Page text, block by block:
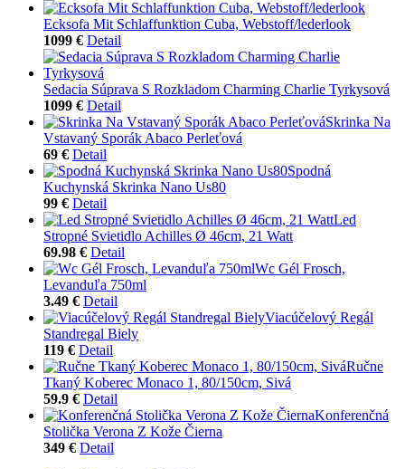
Ecksofa Mit Schlaffunktion Cuba, Webstoff/lederlook
1099 € Detail
Sedacia Súprava S Rozkladom Charming Charlie Tyrkysová
1099 € Detail
Skrinka Na
Vstavaný Sporák Abaco Perleťová
69 € Detail
Spodná
Kuchynská Skrinka Nano Us80
99 € Detail
Led
Stropné Svietidlo Achilles Ø 46cm, 21 Watt
69.98 € Detail
Wc Gél Frosch,
Levanduľa 750ml
3.49 € Detail
Viacúčelový Regál
Standregal Biely
119 € Detail
Ručne
Tkaný Koberec Monaco 1, 80/150cm, Sivá
59.9 € Detail
Konferenčná
Stolička Verona Z Kože Čierna
349 € Detail